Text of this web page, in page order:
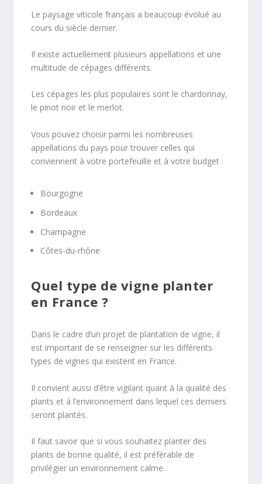
Le paysage viticole français a beaucoup évolué au
cours du siècle dernier.
Il existe actuellement plusieurs appellations et une
multitude de cépages différents.
Les cépages les plus populaires sont le chardonnay,
le pinot noir et le merlot.
Vous pouvez choisir parmi les nombreuses
appellations du pays pour trouver celles qui
conviennent à votre portefeuille et à votre budget :
Bourgogne
Bordeaux
Champagne
Côtes-du-rhône
Quel type de vigne planter
en France ?
Dans le cadre d’un projet de plantation de vigne, il
est important de se renseigner sur les différents
types de vignes qui existent en France.
Il convient aussi d’être vigilant quant à la qualité des
plants et à l’environnement dans lequel ces derniers
seront plantés.
Il faut savoir que si vous souhaitez planter des
plants de bonne qualité, il est préférable de
privilégier un environnement calme.